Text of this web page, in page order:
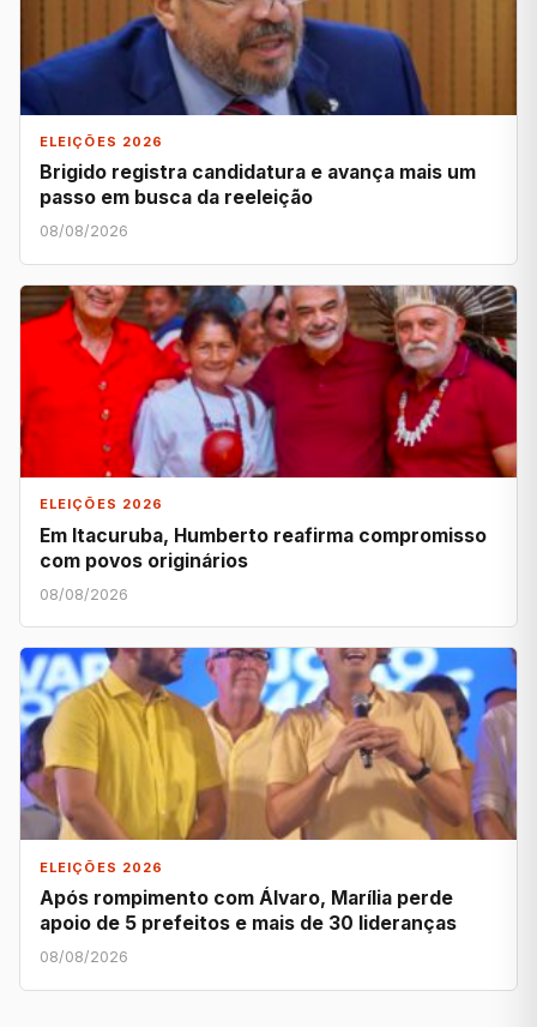
ELEIÇÕES 2026
Brigido registra candidatura e avança mais um
passo em busca da reeleição
08/08/2026
ELEIÇÕES 2026
Em Itacuruba, Humberto reafirma compromisso
com povos originários
08/08/2026
ELEIÇÕES 2026
Após rompimento com Álvaro, Marília perde
apoio de 5 prefeitos e mais de 30 lideranças
08/08/2026